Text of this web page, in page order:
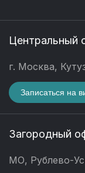
Центральный
г. Москва,
Записаться на
Загородный
МО, Рублево-